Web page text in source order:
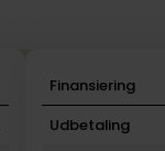
Finansiering
Udbetaling